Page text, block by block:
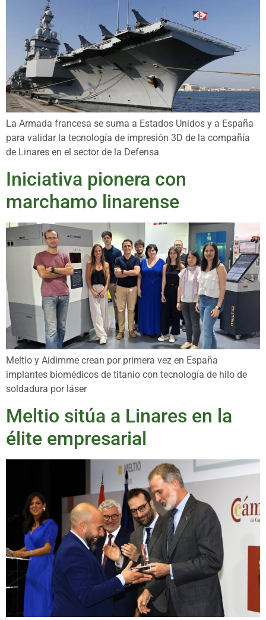
La Armada francesa se suma a Estados Unidos y a España
para validar la tecnología de impresión 3D de la compañía
de Linares en el sector de la Defensa
Iniciativa pionera con
marchamo linarense
Meltio y Aidimme crean por primera vez en España
implantes biomédicos de titanio con tecnología de hilo de
soldadura por láser
Meltio sitúa a Linares en la
élite empresarial